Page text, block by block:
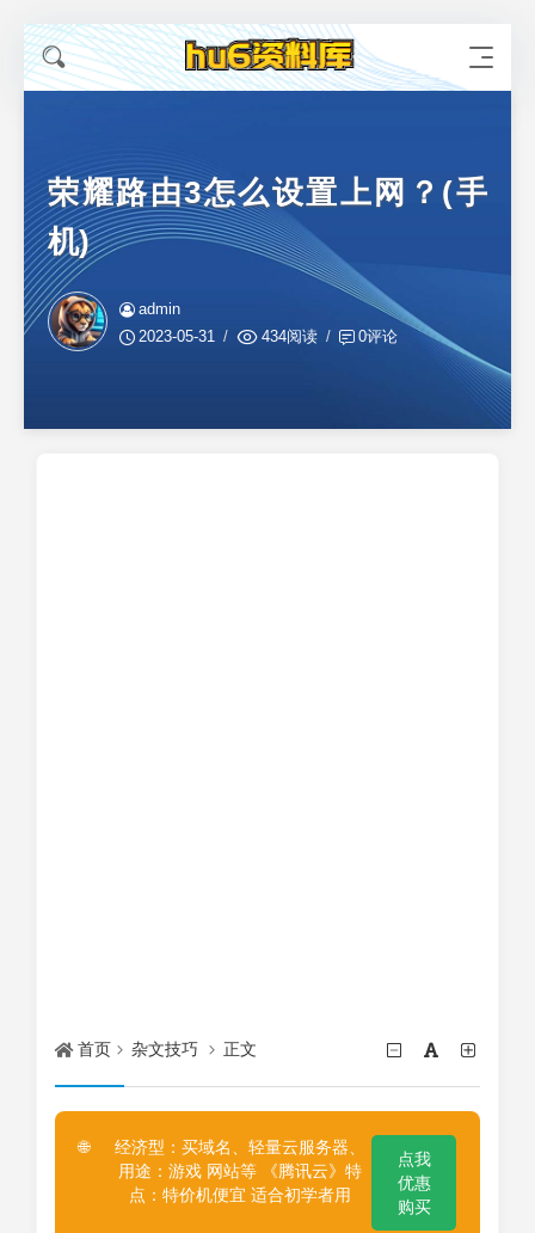
荣耀路由3怎么设置上网？(手
机)
admin
2023-05-31
434阅读 0评论
首页 杂文技巧 正文
🌐
经济型：买域名、轻量云服务器、
用途：游戏 网站等 《腾讯云》特
点：特价机便宜 适合初学者用
点我
优惠
购买